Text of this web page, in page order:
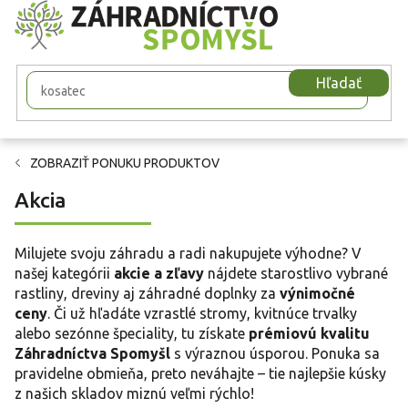
Prejsť
na
obsah
Hľadať
ZOBRAZIŤ PONUKU PRODUKTOV
Akcia
Milujete svoju záhradu a radi nakupujete výhodne? V
našej kategórii akcie a zľavy nájdete starostlivo vybrané
rastliny, dreviny aj záhradné doplnky za výnimočné
ceny . Či už hľadáte vzrastlé stromy, kvitnúce trvalky
alebo sezónne špeciality, tu získate prémiovú kvalitu
Záhradníctva Spomyšl s výraznou úsporou. Ponuka sa
pravidelne obmieňa, preto neváhajte – tie najlepšie kúsky
z našich skladov miznú veľmi rýchlo!